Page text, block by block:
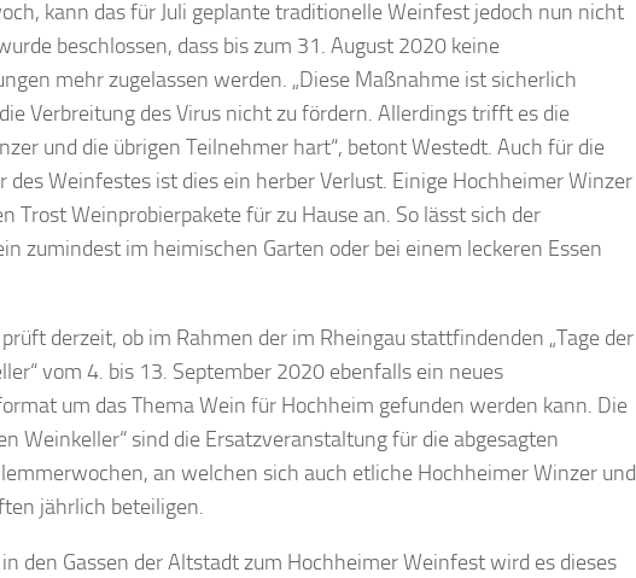
kann das für Juli geplante traditionelle Weinfest jedoch nun nicht
beschlossen, dass bis zum 31. August 2020 keine
mehr zugelassen werden. „Diese Maßnahme ist sicherlich
Verbreitung des Virus nicht zu fördern. Allerdings trifft es die
und die übrigen Teilnehmer hart“, betont Westedt. Auch für die
des Weinfestes ist dies ein herber Verlust. Einige Hochheimer Winzer
Trost Weinprobierpakete für zu Hause an. So lässt sich der
zumindest im heimischen Garten oder bei einem leckeren Essen
derzeit, ob im Rahmen der im Rheingau stattfindenden „Tage der
vom 4. bis 13. September 2020 ebenfalls ein neues
um das Thema Wein für Hochheim gefunden werden kann. Die
Weinkeller“ sind die Ersatzveranstaltung für die abgesagten
an welchen sich auch etliche Hochheimer Winzer und
jährlich beteiligen.
den Gassen der Altstadt zum Hochheimer Weinfest wird es dieses